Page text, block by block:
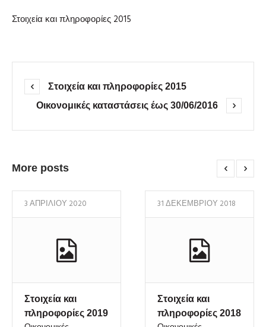
Στοιχεία και πληροφορίες 2015
Στοιχεία και πληροφορίες 2015
Οικονομικές καταστάσεις έως 30/06/2016
More posts
3 ΑΠΡΙΛΊΟΥ 2020
Στοιχεία και
πληροφορίες 2019
31 ΔΕΚΕΜΒΡΊΟΥ 2018
Στοιχεία και
πληροφορίες 2018